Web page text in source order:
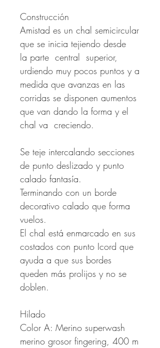
Construcción
Amistad es un chal semicircular
que se inicia tejiendo desde
la parte central superior,
urdiendo muy pocos puntos y a
medida que avanzas en las
corridas se disponen aumentos
que van dando la forma y el
chal va creciendo.
Se teje intercalando secciones
de punto deslizado y punto
calado fantasía.
Terminando con un borde
decorativo calado que forma
vuelos.
El chal está enmarcado en sus
costados con punto Icord que
ayuda a que sus bordes
queden más prolijos y no se
doblen.
Hilado
Color A: Merino superwash
merino grosor fingering, 400 m